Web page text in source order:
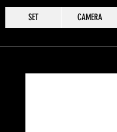
SET CAMERA